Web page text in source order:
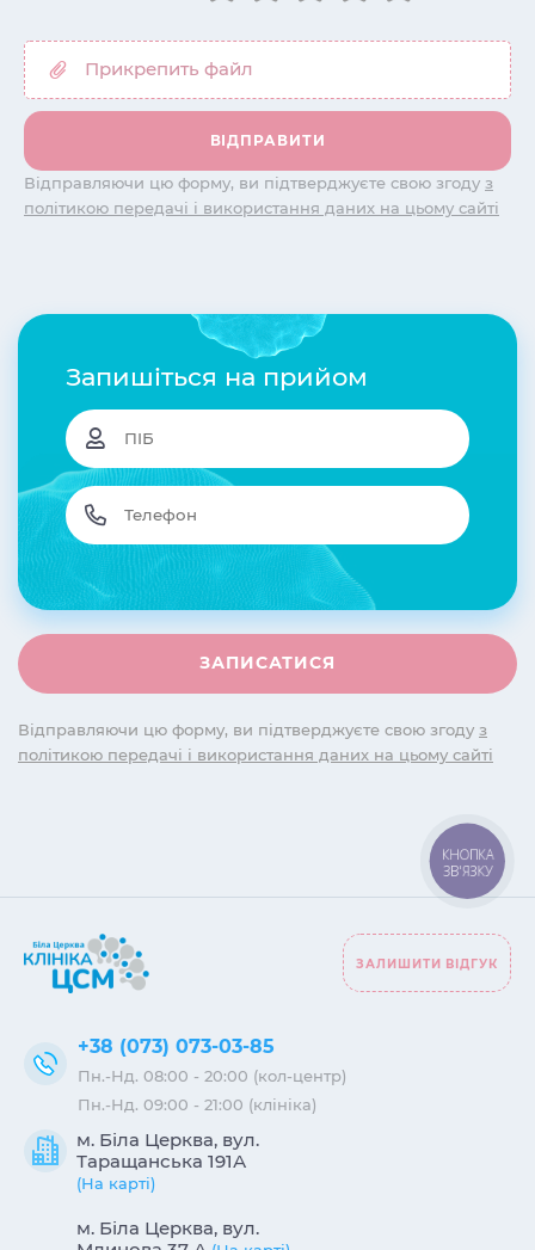
Відправляючи цю форму, ви підтверджуєте свою згоду з
політикою передачі і використання даних на цьому сайті
Запишіться на прийом
Відправляючи цю форму, ви підтверджуєте свою згоду з
політикою передачі і використання даних на цьому сайті
м. Біла Церква, вул.
Таращанська 191А
(На карті)
м. Біла Церква, вул.
+38 (073) 073-03-85
Пн.-Нд. 08:00 - 20:00 (кол-центр)
Пн.-Нд. 09:00 - 21:00 (клініка)
ЗАЛИШИТИ ВІДГУК
КНОПКА
ЗВ'ЯЗКУ